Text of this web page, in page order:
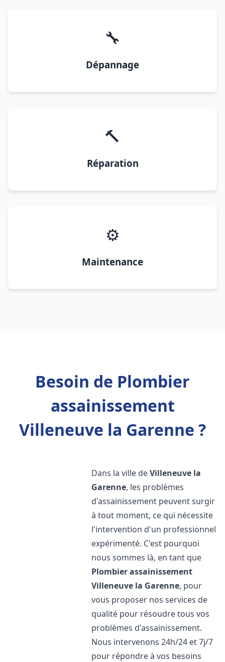
🔧
Dépannage
🔨
Réparation
⚙️
Maintenance
Besoin de Plombier
assainissement
Villeneuve la Garenne ?
Dans la ville deVilleneuve la
Garenne, les problèmes
d'assainissement peuvent surgir
à tout moment, ce qui nécessite
l'intervention d'un professionnel
expérimenté. C'est pourquoi
nous sommes là, en tant que
Plombier assainissement
Villeneuve la Garenne, pour
vous proposer nos services de
qualité pour résoudre tous vos
problèmes d'assainissement.
Nous intervenons 24h/24 et 7j/7
pour répondre à vos besoins